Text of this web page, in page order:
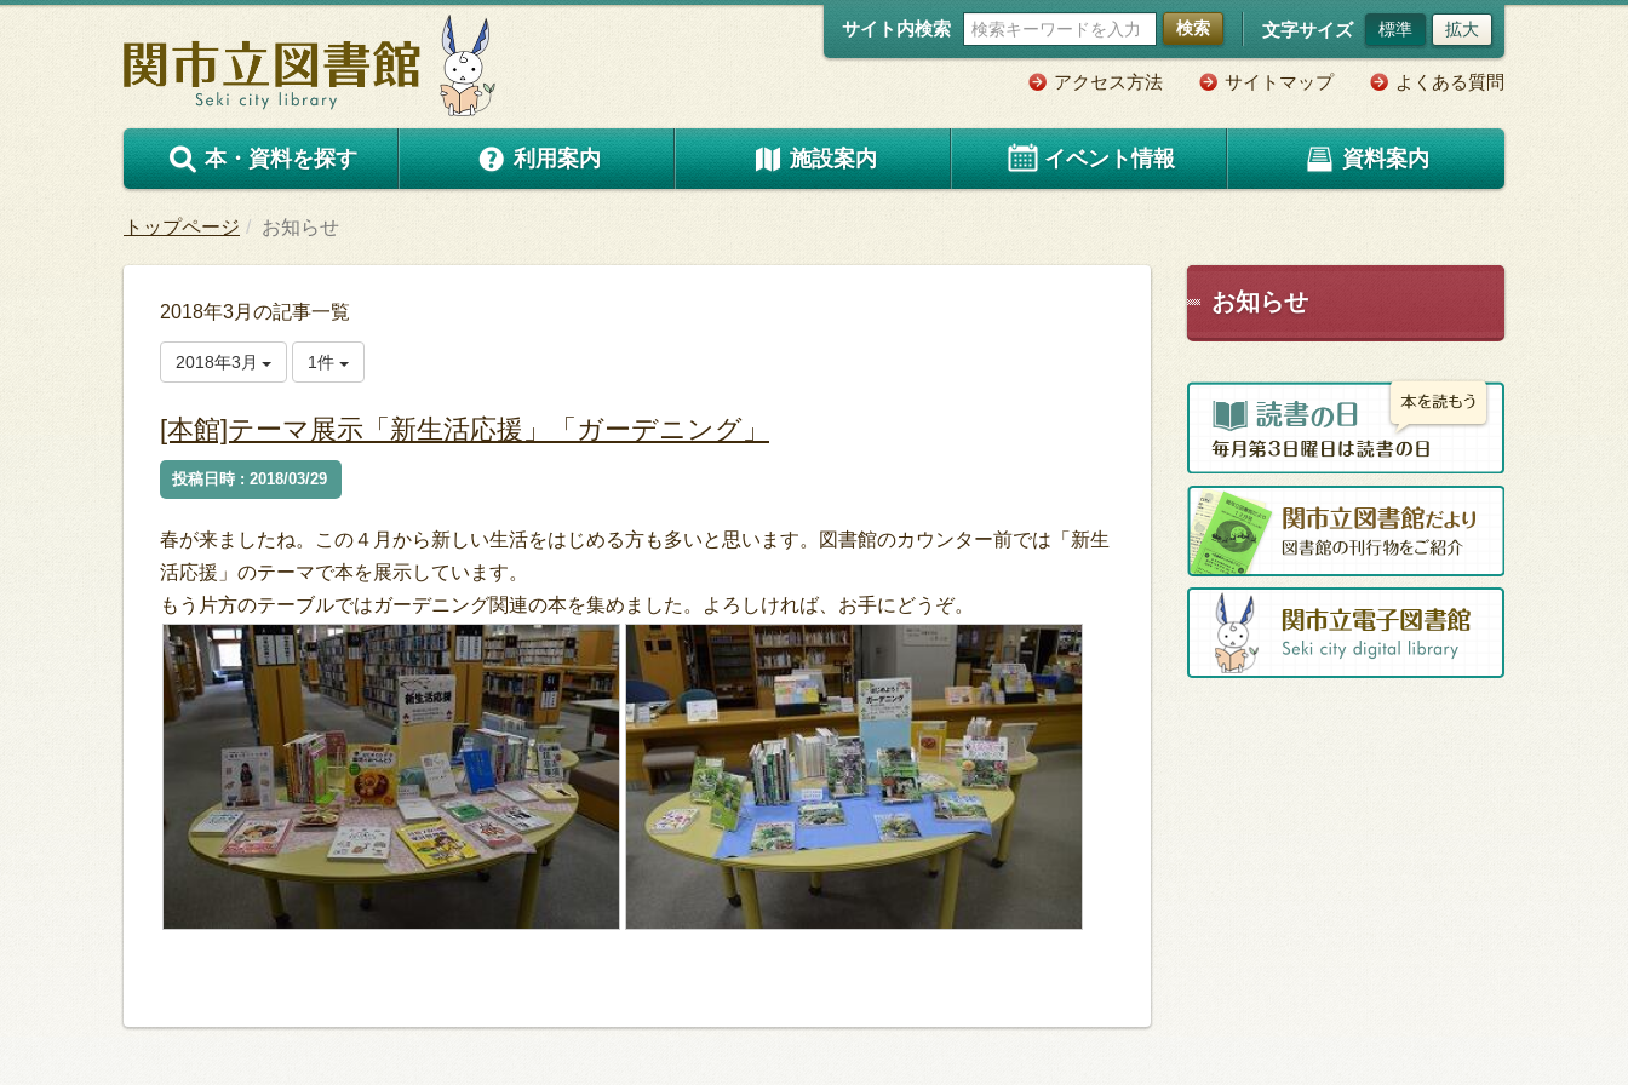
サイト内検索 検索 文字サイズ 標準 拡大
アクセス方法 サイトマップ よくある質問
本・資料を探す 利用案内 施設案内 イベント情報 資料案内
トップページ お知らせ
2018年3月の記事一覧
2018年3月 1件
[本館]テーマ展示「新生活応援」「ガーデニング」
投稿日時 : 2018/03/29
春が来ましたね。この４月から新しい生活をはじめる方も多いと思います。図書館のカウンター前では「新生
活応援」のテーマで本を展示しています。
もう片方のテーブルではガーデニング関連の本を集めました。よろしければ、お手にどうぞ。
お知らせ